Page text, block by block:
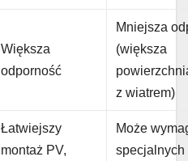
Większa
odporność
Mniejsza
(większa
z wiatrem)
Łatwiejszy
montaż PV,
Może
specjalnych